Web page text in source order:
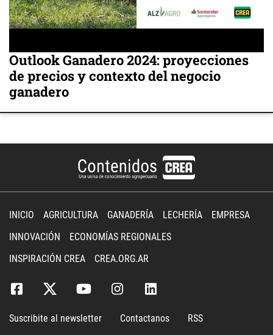
Outlook Ganadero 2024: proyecciones
de precios y contexto del negocio
ganadero
INICIO AGRICULTURA GANADERÍA LECHERÍA
EMPRESA
INNOVACIÓN
ECONOMÍAS REGIONALES
INSPIRACIÓN CREA
CREA.ORG.AR
Suscribite al newsletter Contactanos RSS